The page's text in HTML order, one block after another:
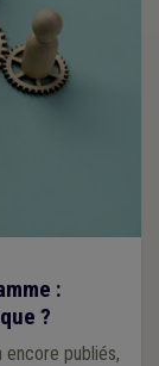
:
?
publiés,